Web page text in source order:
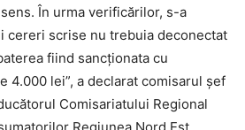
În urma verificărilor, s-a
cereri scrise nu trebuia deconectat
fiind sancţionata cu
4.000 lei”, a declarat comisarul șef
Comisariatului Regional